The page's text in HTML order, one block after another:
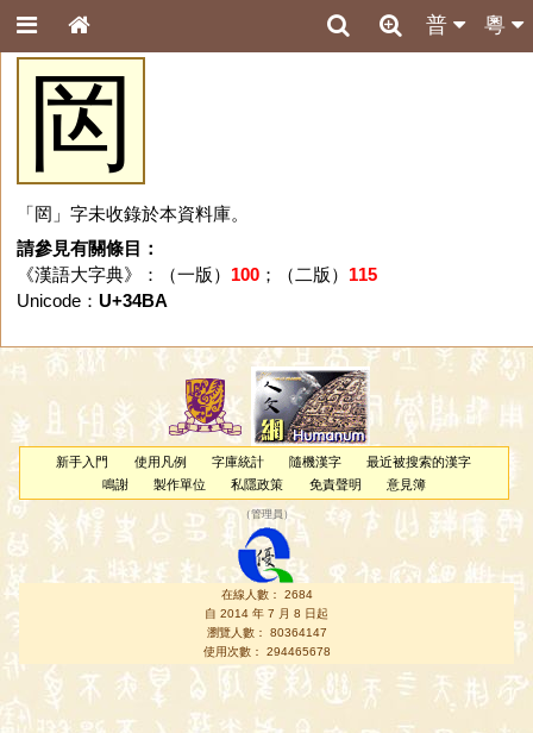
粵
普
㒺
「㒺」字未收錄於本資料庫。
請參見有關條目：
《漢語大字典》：（一版） 100；（二版） 115
Unicode： U+34BA
新手入門 使用凡例 字庫統計 隨機漢字
最近被搜索的漢字
鳴謝
製作單位 私隱政策 免責聲明 意見簿
（管理員 ）
在線人數： 2684
自 2014 年 7 月 8 日起
瀏覽人數： 80364147
使用次數： 294465678